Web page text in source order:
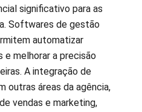
significativo para as
Softwares de gestão
automatizar
e melhorar a precisão
A integração de
outras áreas da agência,
vendas e marketing,